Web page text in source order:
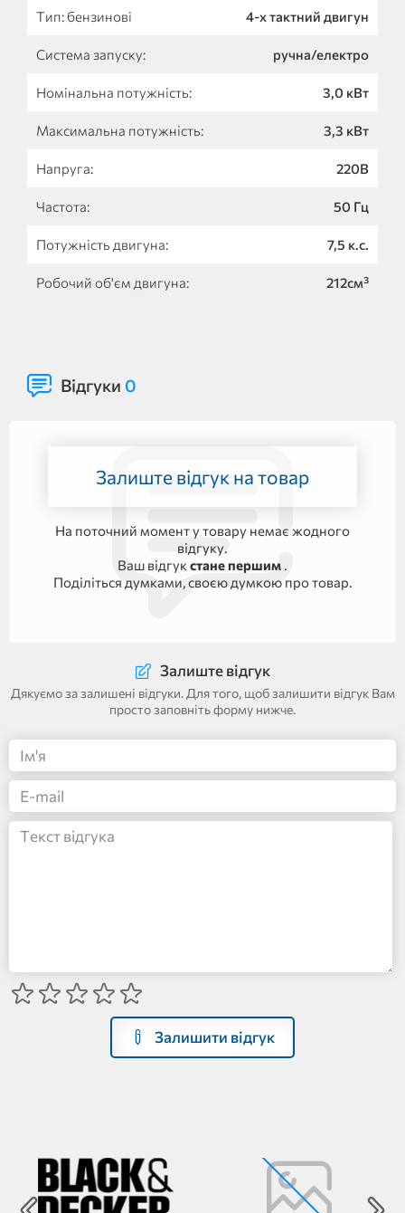
Тип: бензинові 4-х тактний двигун
Система запуску: ручна/електро
Номінальна потужність: 3,0 кВт
Максимальна потужність: 3,3 кВт
Напруга: 220В
Частота: 50 Гц
Потужність двигуна: 7,5 к.с.
Робочий об'єм двигуна: 212см³
Відгуки 0
Залиште відгук на товар
На поточний момент у товару немає жодного
відгуку.
Ваш відгук стане першим .
Поділіться думками, своєю думкою про товар.
Залиште відгук
Дякуємо за залишені відгуки. Для того, щоб залишити відгук Вам
просто заповніть форму нижче.
Залишити відгук